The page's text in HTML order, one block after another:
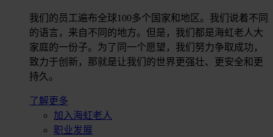
我们的员工遍布全球100多个国家和地区。我们说着不同
的语言，来自不同的地方。但是，我们都是海虹老人大
家庭的一份子。为了同一个愿望，我们努力争取成功，
致力于创新，那就是让我们的世界更强壮、更安全和更
持久。
了解更多
加入海虹老人
职业发展